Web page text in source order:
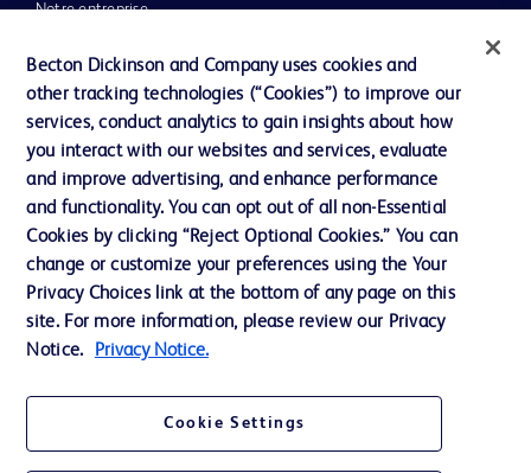
Notre entreprise
Assistance
Nous contacter
Préférences en matière de cookies
Confidentialité
Conditions d’utilisation
Accessibilité du site Web
Becton Dickinson and Company uses cookies and
other tracking technologies (“Cookies”) to improve our
services, conduct analytics to gain insights about how
you interact with our websites and services, evaluate
and improve advertising, and enhance performance
and functionality. You can opt out of all non-Essential
Cookies by clicking “Reject Optional Cookies.” You can
change or customize your preferences using the Your
Privacy Choices link at the bottom of any page on this
site. For more information, please review our Privacy
Notice.
Privacy Notice.
Cookie Settings